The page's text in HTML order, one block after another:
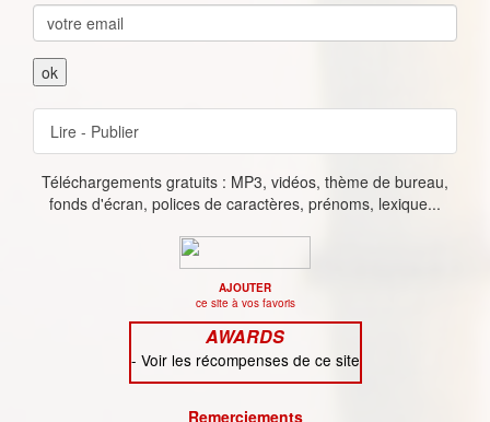
Lire - Publier
Téléchargements gratuits : MP3, vidéos, thème de bureau,
fonds d'écran, polices de caractères, prénoms, lexique...
AJOUTER
ce site à vos favoris
AWARDS
- Voir les récompenses de ce site
Remerciements